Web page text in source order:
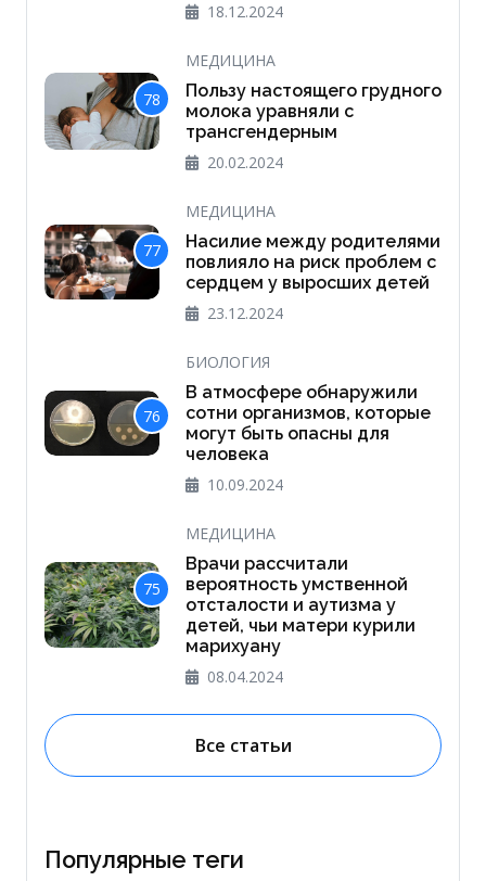
18.12.2024
78
МЕДИЦИНА
Пользу настоящего грудного
молока уравняли с
трансгендерным
20.02.2024
77
МЕДИЦИНА
Насилие между родителями
повлияло на риск проблем с
сердцем у выросших детей
23.12.2024
76
БИОЛОГИЯ
В атмосфере обнаружили
сотни организмов, которые
могут быть опасны для
человека
10.09.2024
75
МЕДИЦИНА
Врачи рассчитали
вероятность умственной
отсталости и аутизма у
детей, чьи матери курили
марихуану
08.04.2024
Все статьи
Популярные теги